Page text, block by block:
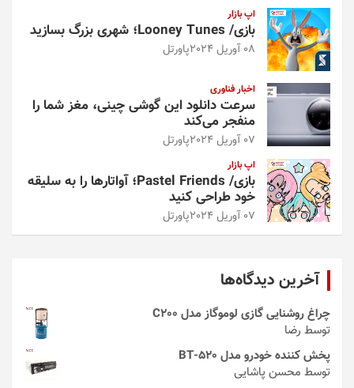
اپ بازار
بازی/ Looney Tunes؛ شهری بزرگ بسازید
08 آوریل 2024 پاورتل
اخبار فناوری
سرعت دانلود این گوشی چینی، مغز شما را
منفجر می‌کند
07 آوریل 2024 پاورتل
اپ بازار
بازی/ Pastel Friends؛ آواتارها را به سلیقه
خود طراحی کنید
07 آوریل 2024 پاورتل
آخرین دیدگاه‌ها
چراغ روشنایی گازی لوموگاز مدل C200
توسط رضا
پخش کننده خودرو مدل 520-BT
توسط محسن پاشایی